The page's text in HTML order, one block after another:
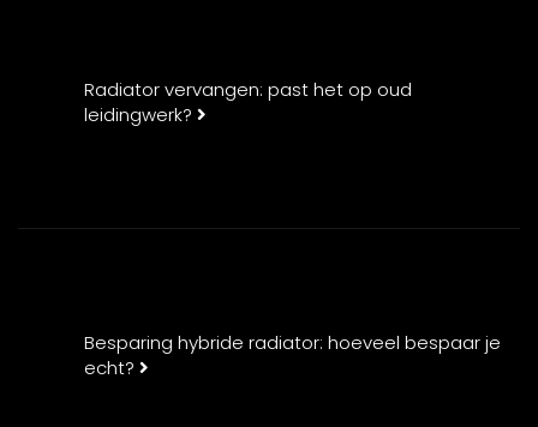
Radiator vervangen: past het op oud
leidingwerk?
Besparing hybride radiator: hoeveel bespaar je
echt?